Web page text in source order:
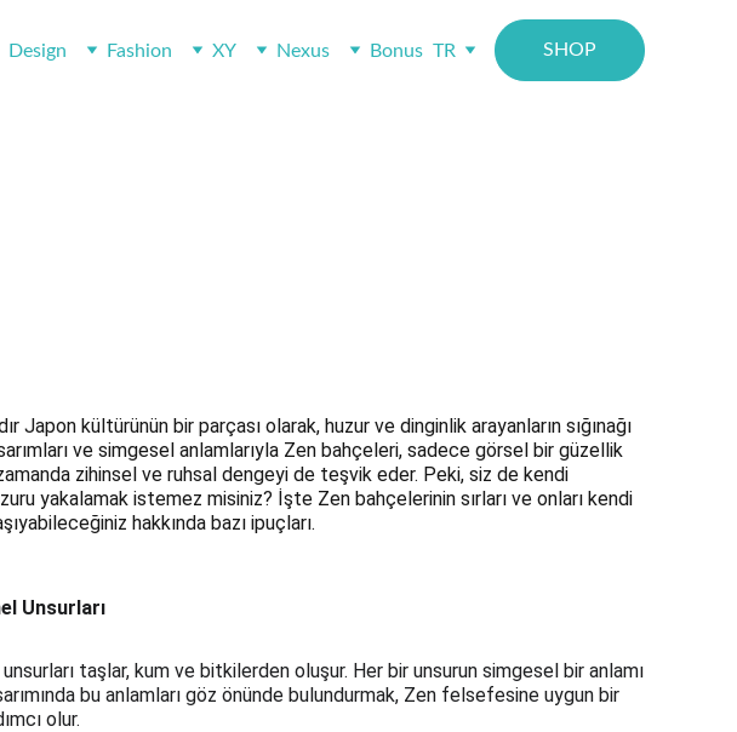
Design Fashion XY Nexus Bonus TR SHOP
Japon kültürünün bir parçası olarak, huzur ve dinginlik arayanların sığınağı
ve simgesel anlamlarıyla Zen bahçeleri, sadece görsel bir güzellik
zihinsel ve ruhsal dengeyi de teşvik eder. Peki, siz de kendi
yakalamak istemez misiniz? İşte Zen bahçelerinin sırları ve onları kendi
hakkında bazı ipuçları.
Unsurları
taşlar, kum ve bitkilerden oluşur. Her bir unsurun simgesel bir anlamı
bu anlamları göz önünde bulundurmak, Zen felsefesine uygun bir
olur.